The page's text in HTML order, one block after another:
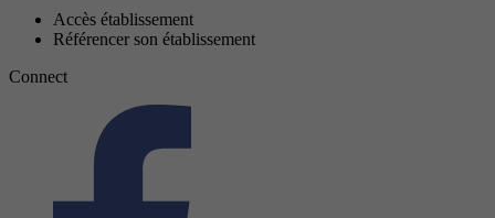
Accès établissement
Référencer son établissement
Connect